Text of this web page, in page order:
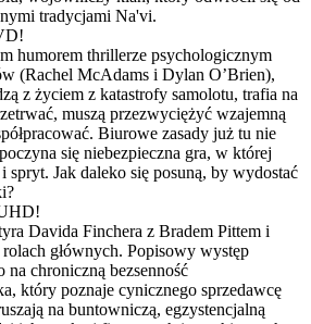
tradycjami Na'vi.
humorem thrillerze psychologicznym
(Rachel McAdams i Dylan O’Brien),
z życiem z katastrofy samolotu, trafia na
muszą przezwyciężyć wzajemną
Biurowe zasady już tu nie
się niebezpieczna gra, w której
i spryt. Jak daleko się posuną, by wydostać
Davida Finchera z Bradem Pittem i
głównych. Popisowy występ
chroniczną bezsenność
który poznaje cynicznego sprzedawcę
na buntowniczą, egzystencjalną